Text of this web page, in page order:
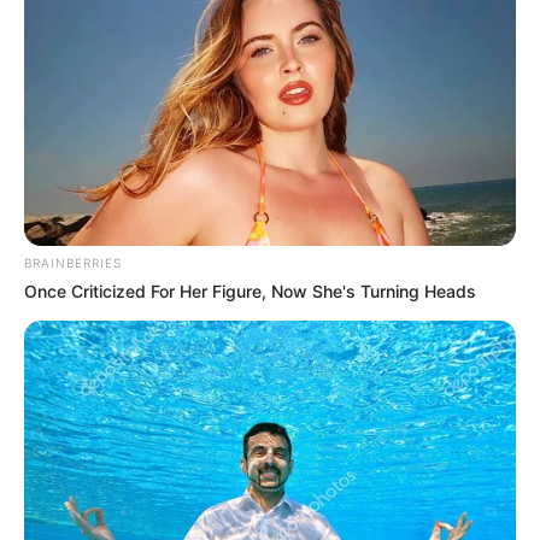
структурі ДСНС (фото)
BRAINBERRIES
Once Criticized For Her Figure, Now She's Turning Heads